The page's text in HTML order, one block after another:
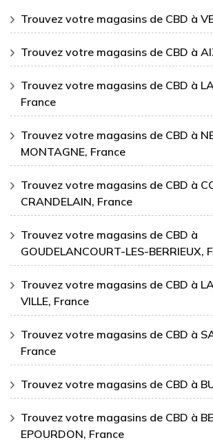
Trouvez votre magasins de CBD à
Trouvez votre magasins de CBD à
Trouvez votre magasins de CBD à LA
France
Trouvez votre magasins de CBD à
MONTAGNE, France
Trouvez votre magasins de CBD à
CRANDELAIN, France
Trouvez votre magasins de CBD à
GOUDELANCOURT-LES-BERRIEUX,
Trouvez votre magasins de CBD à
VILLE, France
Trouvez votre magasins de CBD à
France
Trouvez votre magasins de CBD à
Trouvez votre magasins de CBD à
EPOURDON, France